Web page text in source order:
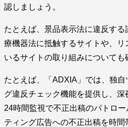
認しましょう。
たとえば、景品表示法に違反す
療機器法に抵触するサイトや、
いるサイトの取り組みについても
たとえば、「ADXIA」では、独
グ違反チェック機能を提供し、
24時間監視で不正出稿のパトロ
ティング広告への不正出稿を時